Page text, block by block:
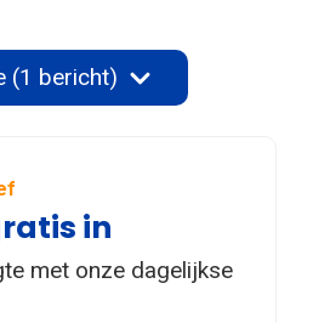
(1 bericht)
in
met onze dagelijkse